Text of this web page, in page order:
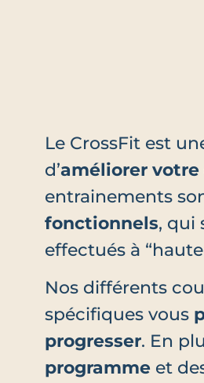
Le CrossFit est
d’améliorer
entrainements
fonctionnels, qui
effectués à
Nos différents
spécifiques vous
progresser. En
programmeet